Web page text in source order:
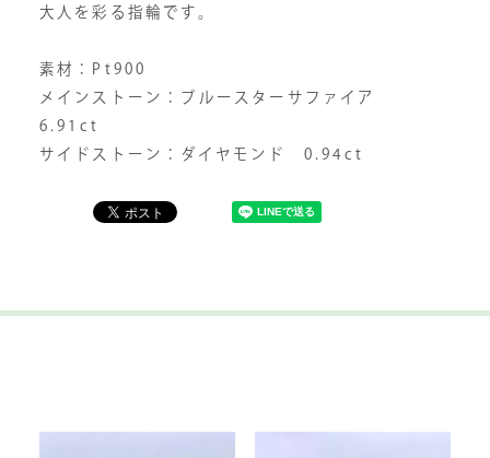
大人を彩る指輪です。
素材：Pt900
メインストーン：ブルースターサファイア
6.91ct
サイドストーン：ダイヤモンド 0.94ct